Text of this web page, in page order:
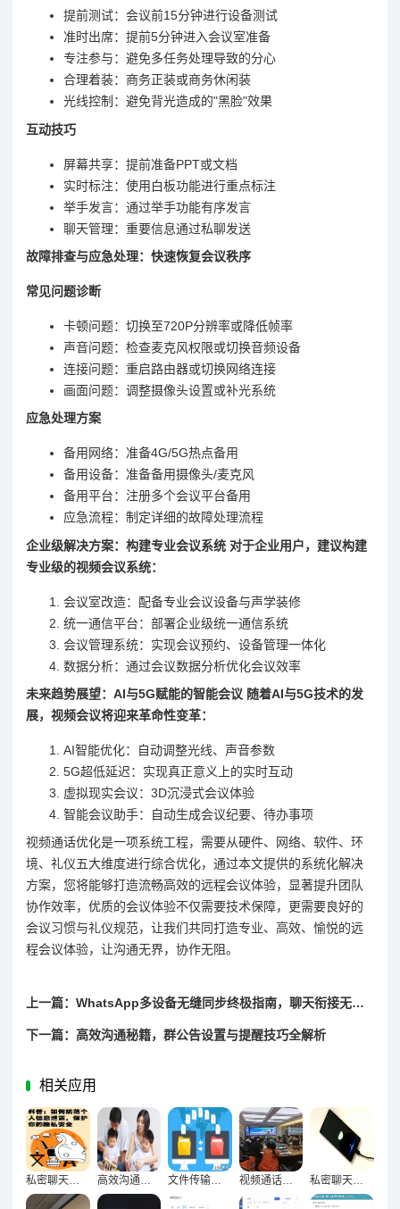
提前测试：会议前15分钟进行设备测试
准时出席：提前5分钟进入会议室准备
专注参与：避免多任务处理导致的分心
合理着装：商务正装或商务休闲装
光线控制：避免背光造成的"黑脸"效果
互动技巧
屏幕共享：提前准备PPT或文档
实时标注：使用白板功能进行重点标注
举手发言：通过举手功能有序发言
聊天管理：重要信息通过私聊发送
故障排查与应急处理：快速恢复会议秩序
常见问题诊断
卡顿问题：切换至720P分辨率或降低帧率
声音问题：检查麦克风权限或切换音频设备
连接问题：重启路由器或切换网络连接
画面问题：调整摄像头设置或补光系统
应急处理方案
备用网络：准备4G/5G热点备用
备用设备：准备备用摄像头/麦克风
备用平台：注册多个会议平台备用
应急流程：制定详细的故障处理流程
企业级解决方案：构建专业会议系统 对于企业用户，建议构建
专业级的视频会议系统：
会议室改造：配备专业会议设备与声学装修
统一通信平台：部署企业级统一通信系统
会议管理系统：实现会议预约、设备管理一体化
数据分析：通过会议数据分析优化会议效率
未来趋势展望：AI与5G赋能的智能会议 随着AI与5G技术的发
展，视频会议将迎来革命性变革：
AI智能优化：自动调整光线、声音参数
5G超低延迟：实现真正意义上的实时互动
虚拟现实会议：3D沉浸式会议体验
智能会议助手：自动生成会议纪要、待办事项
视频通话优化是一项系统工程，需要从硬件、网络、软件、环
境、礼仪五大维度进行综合优化，通过本文提供的系统化解决
方案，您将能够打造流畅高效的远程会议体验，显著提升团队
协作效率，优质的会议体验不仅需要技术保障，更需要良好的
会议习惯与礼仪规范，让我们共同打造专业、高效、愉悦的远
程会议体验，让沟通无界，协作无阻。
上一篇：WhatsApp多设备无缝同步终极指南，聊天衔接无断点技巧
下一篇：高效沟通秘籍，群公告设置与提醒技巧全解析
相关应用
私密聊天防窥术，筑牢个人信息安全屏障 高效沟通新捷径，聊天快捷操作实用指南 文件传输优化全攻略，便捷高效资料分享的实用秘籍 视频通话画质音质双优化，远程会议清晰高效新攻略 私密聊天安全防护网，隐藏与加密技术深度解析